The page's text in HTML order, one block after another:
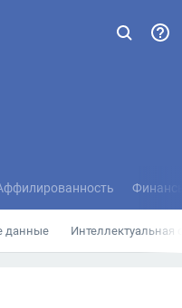
данные Интеллектуальная